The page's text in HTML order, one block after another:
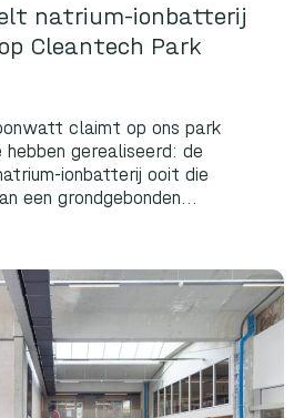
natrium-ionbatterij
Cleantech Park
claimt op ons park
gerealiseerd: de
ionbatterij ooit die
een grondgebonden...